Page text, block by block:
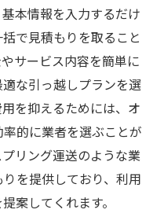
な情報
ムーズに進めるコツ
トの使い方
ストなタイミング
意点と確認事項
り取得の流れ
区での引っ越しを知
本情報を入力するだけ
で見積もりを取ること
サービス内容を簡単に
な引っ越しプランを選
を抑えるためには、オ
的に業者を選ぶことが
リング運送のような業
を提供しており、利用
案してくれます。